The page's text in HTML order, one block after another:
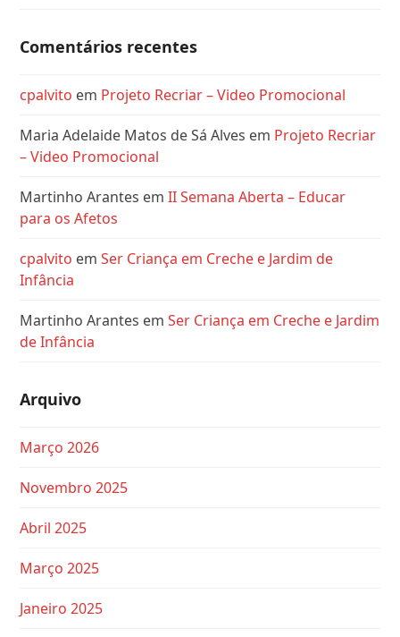
Comentários recentes
cpalvito em Projeto Recriar – Video Promocional
Maria Adelaide Matos de Sá Alves em Projeto Recriar
– Video Promocional
Martinho Arantes emII Semana Aberta – Educar
para os Afetos
cpalvito emSer Criança em Creche e Jardim de
Infância
Martinho Arantes emSer Criança em Creche e Jardim
de Infância
Arquivo
Março 2026
Novembro 2025
Abril 2025
Março 2025
Janeiro 2025